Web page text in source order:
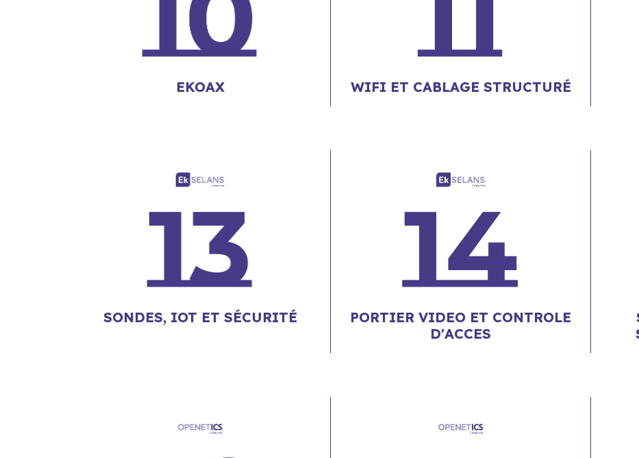
EKOAX WIFI ET CABLAGE STRUCTURÉ
SONDES, IOT ET SÉCURITÉ
PORTIER VIDEO ET CONTROLE
D'ACCES